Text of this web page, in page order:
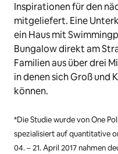
Inspirationen für den
mitgeliefert. Eine
ein Haus mit
Bungalow direkt am
Familien aus über drei
in denen sich Groß und
können.
*Die Studie wurde von One
spezialisiert auf quantitative
04. – 21. April 2017 nahmen